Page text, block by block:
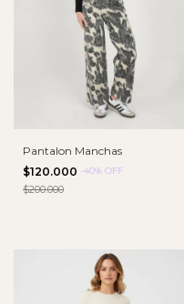
Pantalon Manchas
$120.000 -40% OFF
$200.000